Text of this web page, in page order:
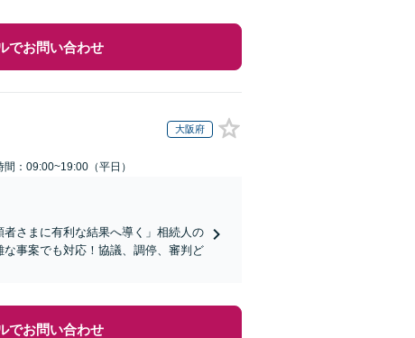
でお問い合わせ
大阪府
間：09:00~19:00（平日）
さまに有利な結果へ導く」相続人の
事案でも対応！協議、調停、審判ど
でお問い合わせ